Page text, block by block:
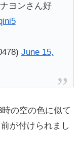
ヨンさん好
June 15,
の空の色に似て
が付けられまし